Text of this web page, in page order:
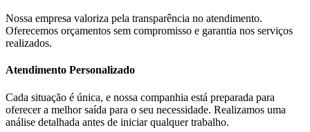
Nossa empresa valoriza pela transparência no atendimento.
Oferecemos orçamentos sem compromisso e garantia nos serviços
realizados.
Atendimento Personalizado
Cada situação é única, e nossa companhia está preparada para
oferecer a melhor saída para o seu necessidade. Realizamos uma
análise detalhada antes de iniciar qualquer trabalho.